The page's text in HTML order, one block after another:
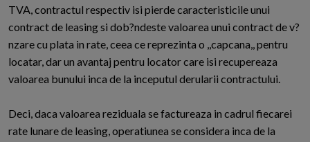
TVA, contractul respectiv isi pierde caracteristicile unui
contract de leasing si dob?ndeste valoarea unui contract de v?
nzare cu plata in rate, ceea ce reprezinta o ,,capcana,, pentru
locatar, dar un avantaj pentru locator care isi recupereaza
valoarea bunului inca de la inceputul derularii contractului.
Deci, daca valoarea reziduala se factureaza in cadrul fiecarei
rate lunare de leasing, operatiunea se considera inca de la